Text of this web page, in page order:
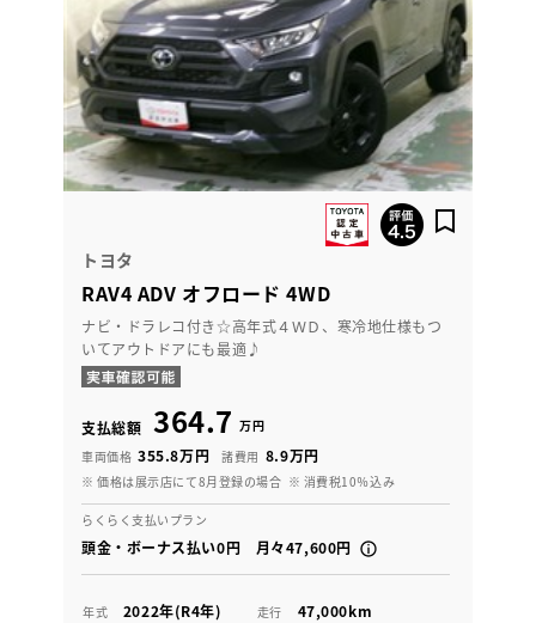
トヨタ
RAV4 ADV オフロード 4WD
ナビ・ドラレコ付き☆高年式４ＷＤ、寒冷地仕様もつ
いてアウトドアにも最適♪
支払総額 364.7 万円
車両価格 355.8万円 諸費用 8.9万円
※ 価格は展示店にて8月登録の場合 ※ 消費税10％込み
らくらく支払いプラン
頭金・ボーナス払い0円 月々47,600円
年式 2022年(R4年) 走行 47,000km